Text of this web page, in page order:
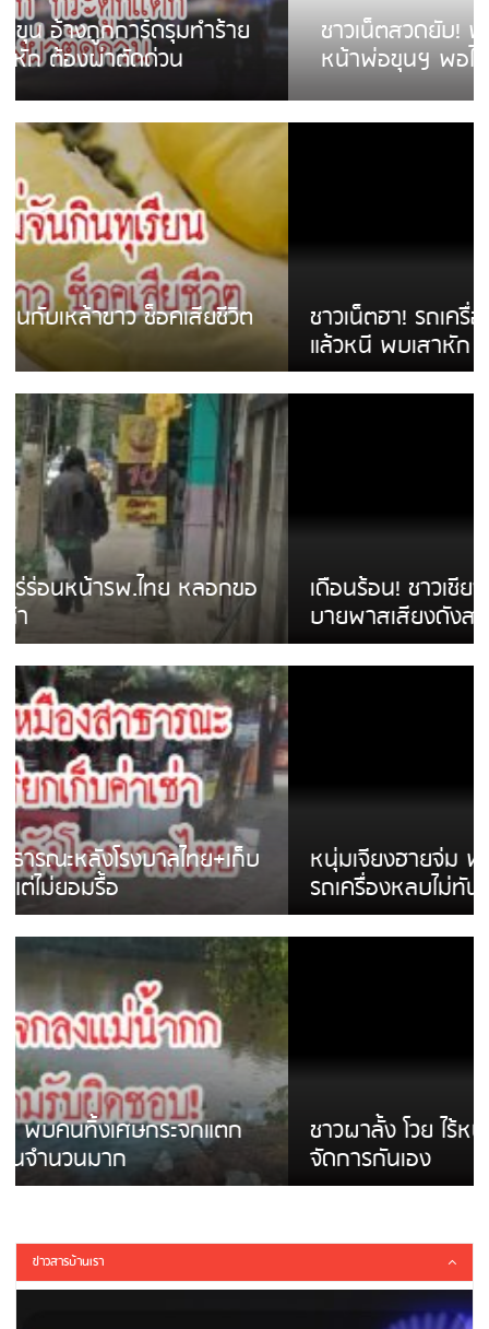
ชาวเน็ตสวดยับ! พบพม่าเร่ขายพวงมาลัย
หน้าพ่อขุนฯ พอไม่ซื้อเดินตาม
ชาวเน็ตฮา! รถเครื่องแม่สายชนป้ายร้านโลงศพ
แล้วหนี พบเสาหัก เบรคหัก หวิดได้ใช้บริการ
เดือนร้อน! ชาวเชียงรายบ่นรถ Isuzu สีขาวซิ่ง
บายพาสเสียงดังสร้างความรำคาญ
หนุ่มเจียงฮายจ่ม พบถังน้ำดื่มตกกลางถนน
รถเครื่องหลบไม่ทันล้มบาดเจ็บ
ชาวผาลั้ง โวย ไร้หน่วยงานดูแล ดินสไลด์ ต้อง
จัดการกันเอง
ข่าวสารบ้านเรา